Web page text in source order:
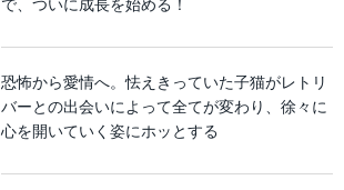
で、ついに成長を始める！
恐怖から愛情へ。怯えきっていた子猫がレトリ
バーとの出会いによって全てが変わり、徐々に
心を開いていく姿にホッとする